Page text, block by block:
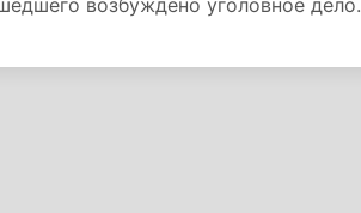
возбуждено уголовное дело.